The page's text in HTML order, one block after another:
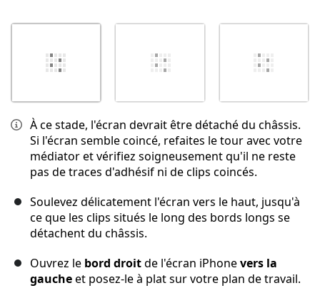
À ce stade, l'écran devrait être détaché du châssis.
Si l'écran semble coincé, refaites le tour avec votre
médiator et vérifiez soigneusement qu'il ne reste
pas de traces d'adhésif ni de clips coincés.
Soulevez délicatement l'écran vers le haut, jusqu'à
ce que les clips situés le long des bords longs se
détachent du châssis.
Ouvrez le bord droitde l'écran iPhonevers la
gaucheet posez-le à plat sur votre plan de travail.